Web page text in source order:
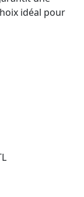
idéal pour